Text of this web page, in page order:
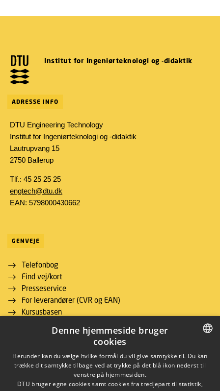
Institut for Ingeniørteknologi og -didaktik
ADRESSE INFO
DTU Engineering Technology
Institut for Ingeniørteknologi og -didaktik
Lautrupvang 15
2750 Ballerup
Tlf.: 45 25 25 25
engtech@dtu.dk
EAN: 5798000430662
GENVEJE
Telefonbog
Find vej/kort
Presseservice
For leverandører (CVR og EAN)
Kursusbasen
DTU Inside (login)
Job og Karriere
DTU Alumni
Webshop
DANISH
ENGLISH
Denne hjemmeside bruger
cookies
Herunder kan du vælge hvilke formål du vil give samtykke til. Du kan
trække dit samtykke tilbage ved at trykke på det blå ikon nederst til
venstre på hjemmesiden.
DTU bruger egne cookies samt cookies fra tredjepart til statistik,